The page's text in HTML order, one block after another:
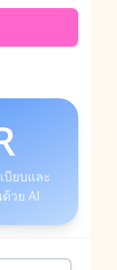
ยบและ
วย AI